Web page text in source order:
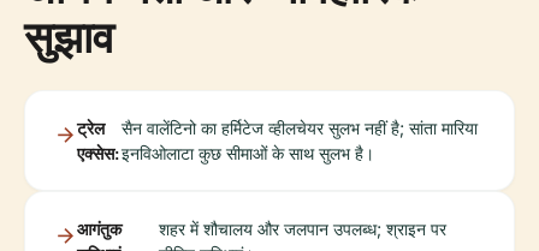
सुझाव
ट्रेल
एक्सेस:
सैन वालेंटिनो का हर्मिटेज व्हीलचेयर सुलभ नहीं है; सांता मारिया
इनविओलाटा कुछ सीमाओं के साथ सुलभ है।
आगंतुक
शहर में शौचालय और जलपान उपलब्ध; श्राइन पर